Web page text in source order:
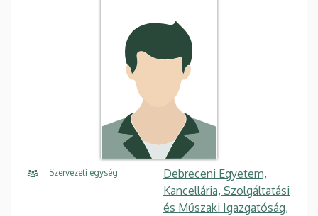
Szervezeti egység
Debreceni Egyetem,
Kancellária, Szolgáltatási
és Műszaki Igazgatóság,